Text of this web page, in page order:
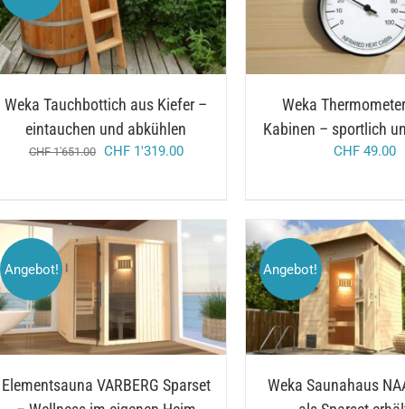
IN DEN WARENKORB / DETAILS
Weka Tauchbottich aus Kiefer –
eintauchen und abkühlen
CHF1'651.00
ursprünglicher
CHF1'319.00aktueller
IN DEN WARENKORB /
Weka
Kabinen – sportlich
CHF 49.00
Angebot!
AUSFÜHRUNG WÄHLEN
PRODUKT
WEIST
MEHRERE
VARIANTEN
DIE
OPTIONEN
DETAILS
Elementsauna VARBERG Sparset
Angebot!
AUSFÜHRUNG
DETAILS
Weka Saunahaus